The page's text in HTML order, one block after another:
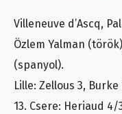
Villeneuve d’Ascq,
Özlem Yalman
(spanyol).
Lille: Zellous 3,
13. Csere: Heriaud